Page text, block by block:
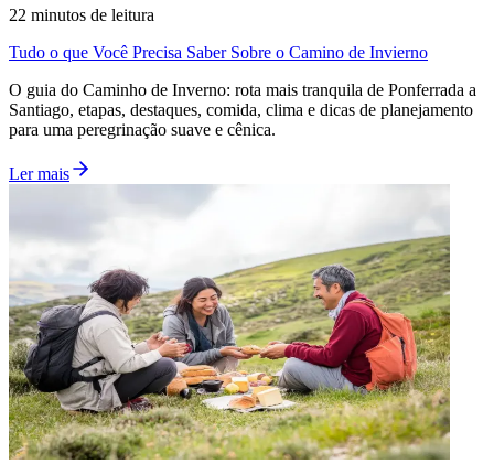
22 minutos de leitura
Tudo o que Você Precisa Saber Sobre o Camino de Invierno
O guia do Caminho de Inverno: rota mais tranquila de Ponferrada a
Santiago, etapas, destaques, comida, clima e dicas de planejamento
para uma peregrinação suave e cênica.
Ler mais